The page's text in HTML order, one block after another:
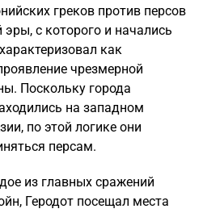
греков против персов
с которого и начались
как
чрезмерной
Поскольку города
на западном
по этой логике они
персам.
из главных сражений
Геродот посещал места